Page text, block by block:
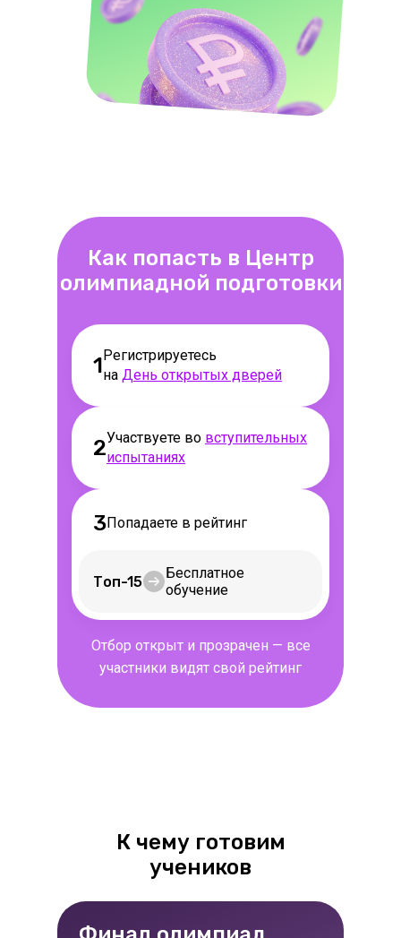
Как попасть в Центр
олимпиадной подготовки
1Регистрируетесь
на День открытых дверей
2Участвуете во вступительных
испытаниях
3Попадаете в рейтинг
Топ-15
Бесплатное
обучение
Отбор открыт и прозрачен — все
участники видят свой рейтинг
К чему готовим
учеников